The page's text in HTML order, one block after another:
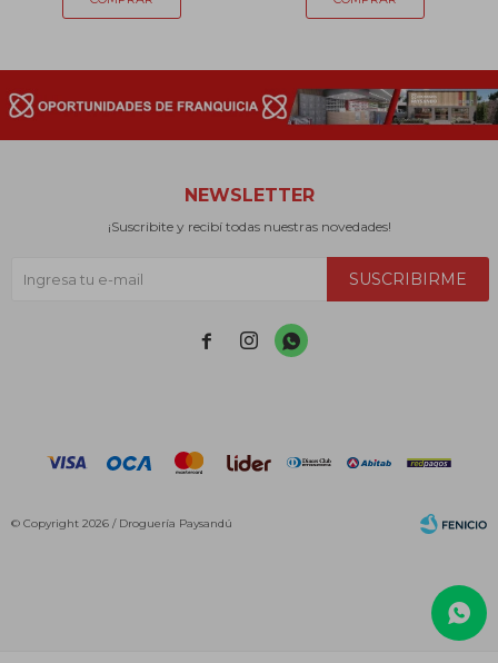
NEWSLETTER
¡Suscribite y recibí todas nuestras novedades!
SUSCRIBIRME
  
© Copyright 2026 / Droguería Paysandú